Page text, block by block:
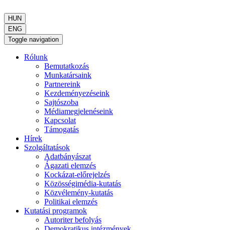
HUN
ENG
Toggle navigation
Rólunk
Bemutatkozás
Munkatársaink
Partnereink
Kezdeményezéseink
Sajtószoba
Médiamegjelenéseink
Kapcsolat
Támogatás
Hírek
Szolgáltatások
Adatbányászat
Ágazati elemzés
Kockázat-előrejelzés
Közösségimédia-kutatás
Közvélemény-kutatás
Politikai elemzés
Kutatási programok
Autoriter befolyás